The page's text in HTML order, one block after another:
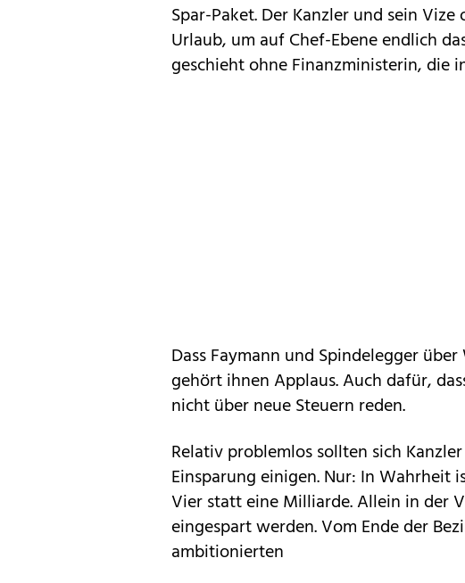
Spar-Paket. Der Kanzler und sein
Urlaub, um auf Chef-Ebene endlich
geschieht ohne Finanzministerin, die
Dass Faymann und Spindelegger
gehört ihnen Applaus. Auch dafür,
nicht über neue Steuern reden.
Relativ problemlos sollten sich
Einsparung einigen. Nur: In Wahrheit
Vier statt eine Milliarde. Allein in der
eingespart werden. Vom Ende der
ambitionierten